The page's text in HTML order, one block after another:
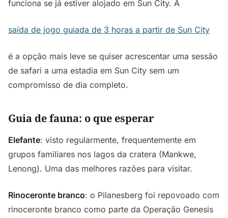
funciona se já estiver alojado em Sun City. A
saída de jogo guiada de 3 horas a partir de Sun City
é a opção mais leve se quiser acrescentar uma sessão
de safari a uma estadia em Sun City sem um
compromisso de dia completo.
Guia de fauna: o que esperar
Elefante: visto regularmente, frequentemente em
grupos familiares nos lagos da cratera (Mankwe,
Lenong). Uma das melhores razões para visitar.
Rinoceronte branco: o Pilanesberg foi repovoado com
rinoceronte branco como parte da Operação Genesis